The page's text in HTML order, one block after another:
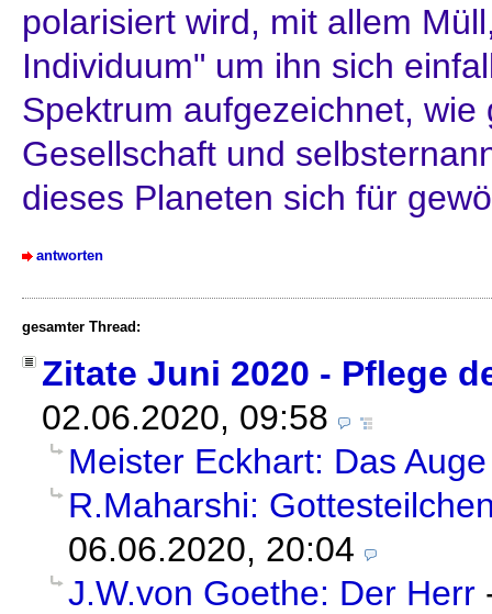
polarisiert wird, mit allem
Individuum" um ihn sich
Spektrum aufgezeichnet, wie
Gesellschaft und
dieses Planeten sich für
antworten
gesamter Thread:
Zitate Juni 2020 - Pflege
02.06.2020, 09:58
Meister Eckhart: Das Auge
R.Maharshi:
06.06.2020, 20:04
J.W.von Goethe: Der Herr